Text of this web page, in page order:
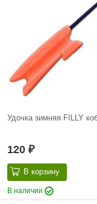
Удочка зимняя FILLY
120 ₽
В корзину
В наличии